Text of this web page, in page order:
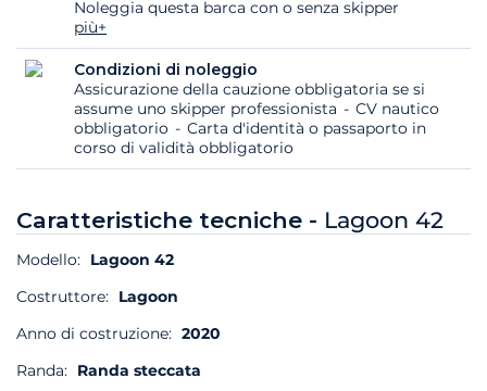
Noleggia questa barca con o senza skipper
più+
Condizioni di noleggio
Assicurazione della cauzione obbligatoria se si
assume uno skipper professionista
CV nautico
obbligatorio
Carta d'identità o passaporto in
corso di validità obbligatorio
Caratteristiche tecniche - Lagoon 42
Modello: Lagoon 42
Costruttore: Lagoon
Anno di costruzione: 2020
Randa: Randa steccata